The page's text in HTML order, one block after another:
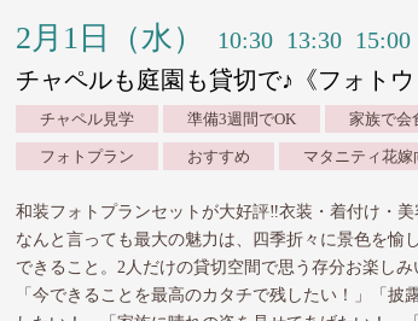
2月1日（水） 10:30 13:30 15:00
チャペルも庭園も貸切で♪《フォト
チャペル見学 準備3週間でOK 家族で会
フォトプラン おすすめ マタニティ花嫁
和装フォトプランセットが大好評‼︎衣装・着付け・
なんと言っても最大の魅力は、四季折々に景色を愉
できること。2人だけの貸切空間で思う存分お楽し
「今できることを最高のカタチで残したい！」「